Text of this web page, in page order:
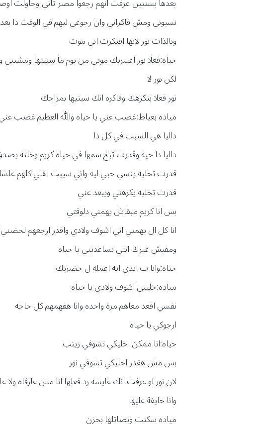
بعدها بسنتين عرفت انهم رجعوا مصر تاني وحاولت
نسيوني ومش فاكراني وان رجوعي ليهم في الوقت دا
وبالذات نور لانها افتكرت اني موت
حياه:فعلا نور اعتبرتك موتي من يوم ما سبتيها
لكن نور لا
نور فعلا بتكرهك وفاكره انك سبتيها بمزاجك
مياده بعياط:غصب عني يا حياه والله العظيم غصب
داليا هي السبب في كل دا
داليا دا حيه وقدرت تبخ سمها في حياه كريم وخلته
قدرت تخليه ينسي حبي ليه واني سيبت اهلي كلهم
قدرت تخليه يكرهني ويبعد عني
بس انا كريم مبقاش يهمني دلوقتي
انا كل ال يهمني اني اشوف ولادي واقدر ارجعهم
ومفيش غيرك انتي تساعديني يا حياه
حياه:وانا ب ايدي ايه اعمله ل حضرتك
مياده:خليني اشوف ولادي يا حياه
نفسي اقعد معاهم مرة واحده وانا هفهمهم كل حاجه
ارجوكي يا حياه
حياه:انا ممكن اخليكي تشوفي زينب
بس مش هقدر اخليكي تشوفي نور
لان نور لو عرفت انك عايشه رد فعلها انا مش عارفاه
وانا خايفة عليها
مياده سكتت وبصاتلها بحزن